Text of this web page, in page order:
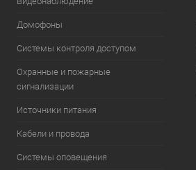
Домофоны
Системы контроля доступом
Охранные и пожарные
сигнализации
Источники питания
Кабели и провода
Системы оповещения